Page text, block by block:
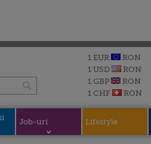
1 EUR
RON
1 USD
RON
1 GBP
RON
1 CHF
RON
Job-uri Lifestyle